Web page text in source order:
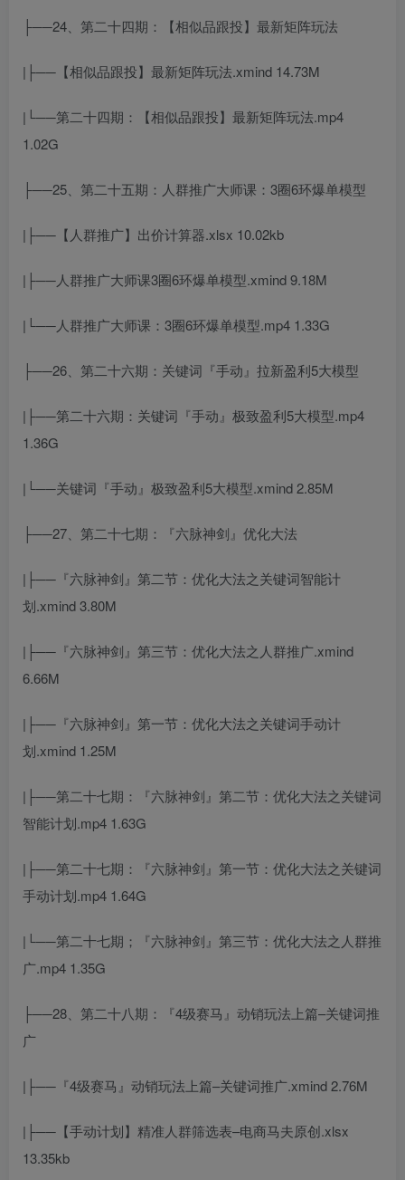
├──24、第二十四期：【相似品跟投】最新矩阵玩法
|├──【相似品跟投】最新矩阵玩法.xmind 14.73M
|└──第二十四期：【相似品跟投】最新矩阵玩法.mp4
1.02G
├──25、第二十五期：人群推广大师课：3圈6环爆单模型
|├──【人群推广】出价计算器.xlsx 10.02kb
|├──人群推广大师课3圈6环爆单模型.xmind 9.18M
|└──人群推广大师课：3圈6环爆单模型.mp4 1.33G
├──26、第二十六期：关键词『手动』拉新盈利5大模型
|├──第二十六期：关键词『手动』极致盈利5大模型.mp4
1.36G
|└──关键词『手动』极致盈利5大模型.xmind 2.85M
├──27、第二十七期：『六脉神剑』优化大法
|├──『六脉神剑』第二节：优化大法之关键词智能计
划.xmind 3.80M
|├──『六脉神剑』第三节：优化大法之人群推广.xmind
6.66M
|├──『六脉神剑』第一节：优化大法之关键词手动计
划.xmind 1.25M
|├──第二十七期：『六脉神剑』第二节：优化大法之关键词
智能计划.mp4 1.63G
|├──第二十七期：『六脉神剑』第一节：优化大法之关键词
手动计划.mp4 1.64G
|└──第二十七期；『六脉神剑』第三节：优化大法之人群推
广.mp4 1.35G
├──28、第二十八期：『4级赛马』动销玩法上篇–关键词推
广
|├──『4级赛马』动销玩法上篇–关键词推广.xmind 2.76M
|├──【手动计划】精准人群筛选表–电商马夫原创.xlsx
13.35kb